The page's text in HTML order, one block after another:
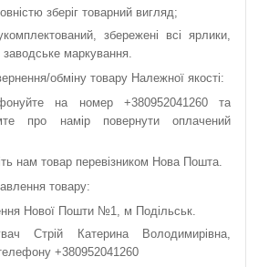
зберіг товарний вигляд;
збережені всі ярлики,
заводське маркування.
обміну товару Належної якості:
на номер +380952041260 та
про намір повернути оплачений
нам товар перевізником Нова Пошта.
товару:
Нової Пошти №1, м Подільськ.
Стрій Катерина Володимирівна,
+380952041260